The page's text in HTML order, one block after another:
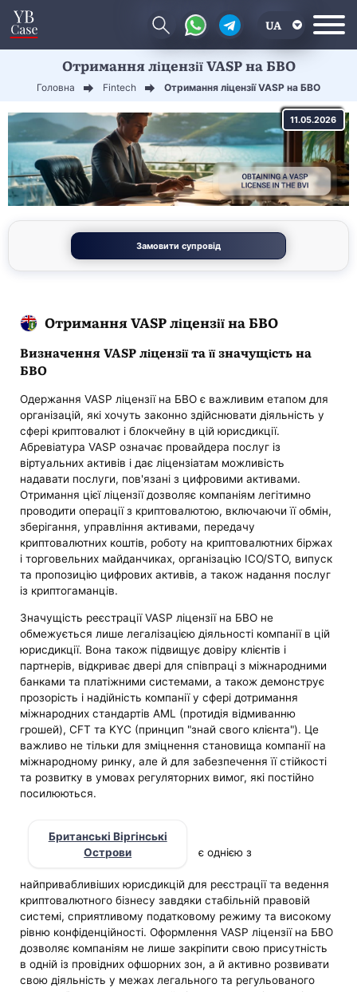
UA
Отримання ліцензії VASP на БВО
Головна Fintech Отримання ліцензії VASP на БВО
11.05.2026
Замовити супровід
Отримання VASP ліцензії на БВО
Визначення VASP ліцензії та її значущість на
БВО
Одержання VASP ліцензії на БВО є важливим етапом для
організацій, які хочуть законно здійснювати діяльність у
сфері криптовалют і блокчейну в цій юрисдикції.
Абревіатура VASP означає провайдера послуг із
віртуальних активів і дає ліцензіатам можливість
надавати послуги, пов'язані з цифровими активами.
Отримання цієї ліцензії дозволяє компаніям легітимно
проводити операції з криптовалютою, включаючи її обмін,
зберігання, управління активами, передачу
криптовалютних коштів, роботу на криптовалютних біржах
і торговельних майданчиках, організацію ICO/STO, випуск
та пропозицію цифрових активів, а також надання послуг
із криптогаманців.
Значущість реєстрації VASP ліцензії на БВО не
обмежується лише легалізацією діяльності компанії в цій
юрисдикції. Вона також підвищує довіру клієнтів і
партнерів, відкриває двері для співпраці з міжнародними
банками та платіжними системами, а також демонструє
прозорість і надійність компанії у сфері дотримання
міжнародних стандартів AML (протидія відмиванню
грошей), CFT та KYC (принцип "знай свого клієнта"). Це
важливо не тільки для зміцнення становища компанії на
міжнародному ринку, але й для забезпечення її стійкості
та розвитку в умовах регуляторних вимог, які постійно
посилюються.
Британські Віргінські
Острови
є однією з
найпривабливіших юрисдикцій для реєстрації та ведення
криптовалютного бізнесу завдяки стабільній правовій
системі, сприятливому податковому режиму та високому
рівню конфіденційності. Оформлення VASP ліцензії на БВО
дозволяє компаніям не лише закріпити свою присутність
в одній із провідних офшорних зон, а й активно розвивати
свою діяльність у межах легального та регульованого